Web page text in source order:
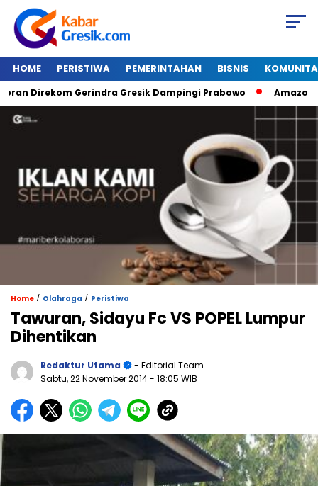
HOME PERISTIWA PEMERINTAHAN BISNIS
Direkom Gerindra Gresik Dampingi Prabowo Amazon Van
Home / Olahraga / Peristiwa
Tawuran, Sidayu Fc VS POPEL Lumpur
Dihentikan
Redaktur Utama
- Editorial Team
Sabtu, 22 November 2014- 18:05 WIB